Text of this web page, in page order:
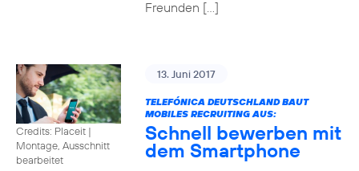
Freunden […]
Credits: Placeit |
Montage, Ausschnitt
bearbeitet
13. Juni 2017
TELEFÓNICA DEUTSCHLAND BAUT
MOBILES RECRUITING AUS:
Schnell bewerben mit
dem Smartphone